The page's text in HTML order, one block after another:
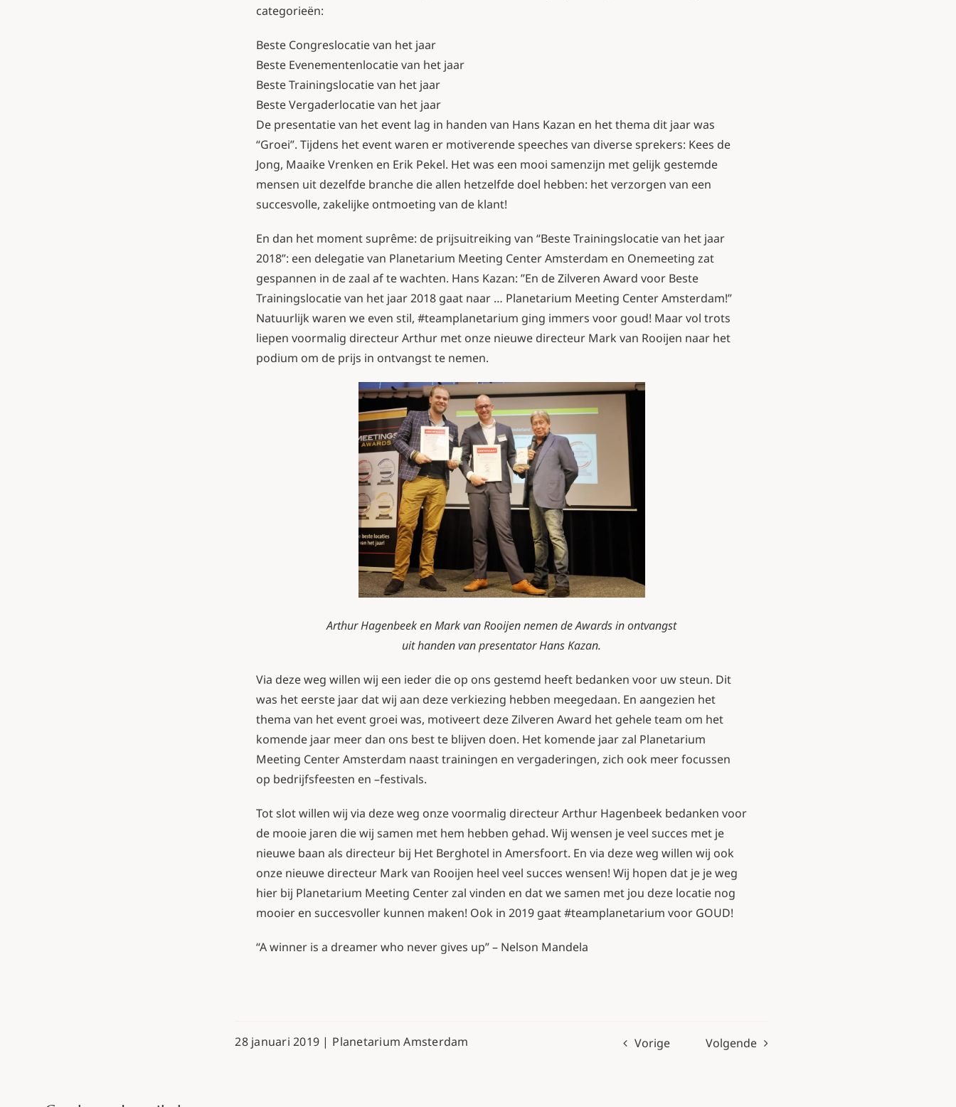
categorieën:
Beste Congreslocatie van het jaar
Beste Evenementenlocatie van het jaar
Beste Trainingslocatie van het jaar
Beste Vergaderlocatie van het jaar
De presentatie van het event lag in handen van Hans Kazan en het thema dit jaar was
“Groei”. Tijdens het event waren er motiverende speeches van diverse sprekers: Kees de
Jong, Maaike Vrenken en Erik Pekel. Het was een mooi samenzijn met gelijk gestemde
mensen uit dezelfde branche die allen hetzelfde doel hebben: het verzorgen van een
succesvolle, zakelijke ontmoeting van de klant!
En dan het moment suprême: de prijsuitreiking van “Beste Trainingslocatie van het jaar
2018”: een delegatie van Planetarium Meeting Center Amsterdam en Onemeeting zat
gespannen in de zaal af te wachten. Hans Kazan: ”En de Zilveren Award voor Beste
Trainingslocatie van het jaar 2018 gaat naar … Planetarium Meeting Center Amsterdam!”
Natuurlijk waren we even stil, #teamplanetarium ging immers voor goud! Maar vol trots
liepen voormalig directeur Arthur met onze nieuwe directeur Mark van Rooijen naar het
podium om de prijs in ontvangst te nemen.
Arthur Hagenbeek en Mark van Rooijen nemen de Awards in ontvangst
uit handen van presentator Hans Kazan.
Via deze weg willen wij een ieder die op ons gestemd heeft bedanken voor uw steun. Dit
was het eerste jaar dat wij aan deze verkiezing hebben meegedaan. En aangezien het
thema van het event groei was, motiveert deze Zilveren Award het gehele team om het
komende jaar meer dan ons best te blijven doen. Het komende jaar zal Planetarium
Meeting Center Amsterdam naast trainingen en vergaderingen, zich ook meer focussen
op bedrijfsfeesten en –festivals.
Tot slot willen wij via deze weg onze voormalig directeur Arthur Hagenbeek bedanken voor
de mooie jaren die wij samen met hem hebben gehad. Wij wensen je veel succes met je
nieuwe baan als directeur bij Het Berghotel in Amersfoort. En via deze weg willen wij ook
onze nieuwe directeur Mark van Rooijen heel veel succes wensen! Wij hopen dat je je weg
hier bij Planetarium Meeting Center zal vinden en dat we samen met jou deze locatie nog
mooier en succesvoller kunnen maken! Ook in 2019 gaat #teamplanetarium voor GOUD!
“A winner is a dreamer who never gives up” – Nelson Mandela
28 januari 2019 | Planetarium Amsterdam Vorige Volgende